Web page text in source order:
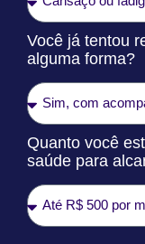
Você já tentou
alguma forma?
Quanto você
saúde para